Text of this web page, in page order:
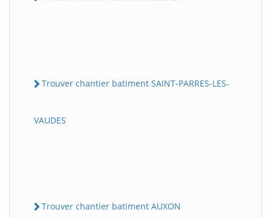
Trouver chantier batiment SAINT-PARRES-LES-
VAUDES
Trouver chantier batiment AUXON